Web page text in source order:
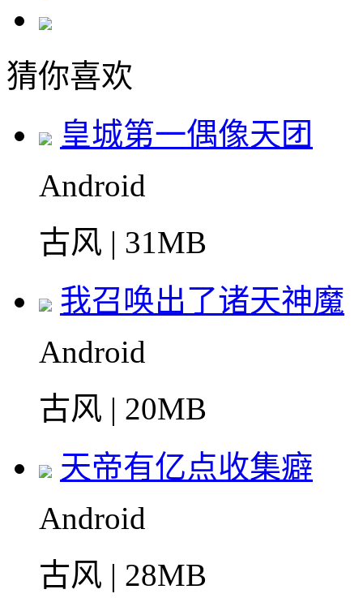
猜你喜欢
皇城第一偶像天团
Android
古风 | 31MB
我召唤出了诸天神魔
Android
古风 | 20MB
天帝有亿点收集癖
Android
古风 | 28MB